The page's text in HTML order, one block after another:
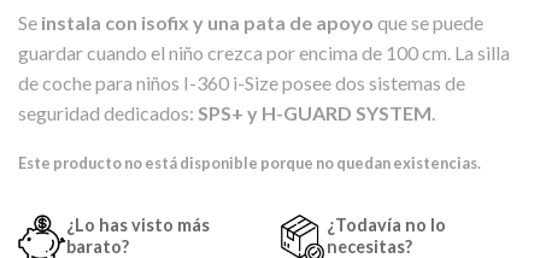
Se instala con isofix y una pata de apoyo que se puede
guardar cuando el niño crezca por encima de 100 cm. La silla
de coche para niños I-360 i-Size posee dos sistemas de
seguridad dedicados: SPS+ y H-GUARD SYSTEM.
Este producto no está disponible porque no quedan existencias.
¿Lo has visto más
barato?
¿Todavía no lo
necesitas?